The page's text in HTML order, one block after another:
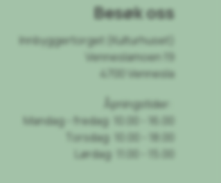
Besøk oss
Innbyggertorget (Kulturhuset)
Venneslamoen 19
4700 Vennesla
Åpningstider:
Mandag - fredag: 10.00 - 16.00
Torsdag: 10.00 - 18.00
Lørdag: 11.00 - 15.00